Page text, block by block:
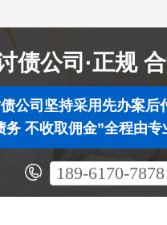
债公司·正规
公司坚持采用先办案后
务 不收取佣金”全程由专
189-6170-7878